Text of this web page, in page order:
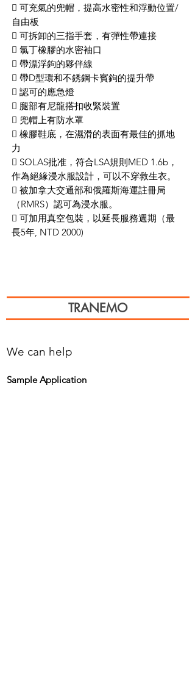
 可充氣的兜帽，提高水密性和浮動位置/
自由板
 可拆卸的三指手套，有彈性帶連接
 氯丁橡膠的水密袖口
 帶漂浮鉤的夥伴線
 帶D型環和不銹鋼卡賓鉤的提升帶
 認可的應急燈
 腿部有尼龍搭扣收緊裝置
 兜帽上有防水罩
 橡膠鞋底，在濕滑的表面有最佳的抓地
力
 SOLAS批准，符合LSA規則MED 1.6b，
作為絕緣浸水服設計，可以不穿救生衣。
 被加拿大交通部和俄羅斯海運註冊局
（RMRS）認可為浸水服。
 可加用真空包裝，以延長服務週期（最
長5年, NTD 2000)
TRANEMO
We can help
Sample Application